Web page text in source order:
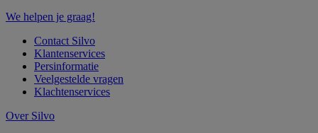
We helpen je graag!
Contact Silvo
Klantenservices
Persinformatie
Veelgestelde vragen
Klachtenservices
Over Silvo